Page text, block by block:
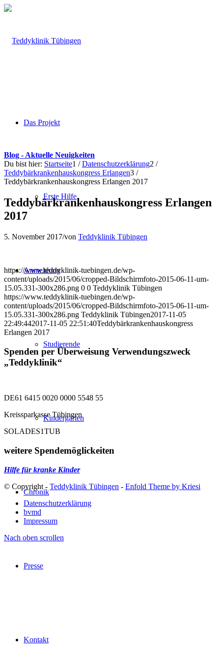
Das Projekt
Erste Hilfe
Anmeldung
Studierende
Kindergärten
Chronik
Presse
Kontakt
Blog - Aktuelle Neuigkeiten
Du bist hier: Startseite1 / Datenschutzerklärung2 /
Teddybärkrankenhauskongress Erlangen3 /
Teddybärkrankenhauskongress Erlangen 2017
Teddybärkrankenhauskongress Erlangen
2017
5. November 2017/von Teddyklinik Tübingen
https://www.teddyklinik-tuebingen.de/wp-
content/uploads/2015/06/cropped-Bildschirmfoto-2015-06-11-um-
15.05.331-300x286.png 0 0 Teddyklinik Tübingen
https://www.teddyklinik-tuebingen.de/wp-
content/uploads/2015/06/cropped-Bildschirmfoto-2015-06-11-um-
15.05.331-300x286.png Teddyklinik Tübingen2017-11-05
22:49:442017-11-05 22:51:40Teddybärkrankenhauskongress
Erlangen 2017
Spenden per Überweisung Verwendungszweck
„Teddyklinik“
DE61 6415 0020 0000 5548 55
Kreissparkasse Tübingen
SOLADES1TUB
weitere Spendemöglickeiten
Hilfe für kranke Kinder
© Copyright - Teddyklinik Tübingen - Enfold Theme by Kriesi
Datenschutzerklärung
bvmd
Impressum
Nach oben scrollen